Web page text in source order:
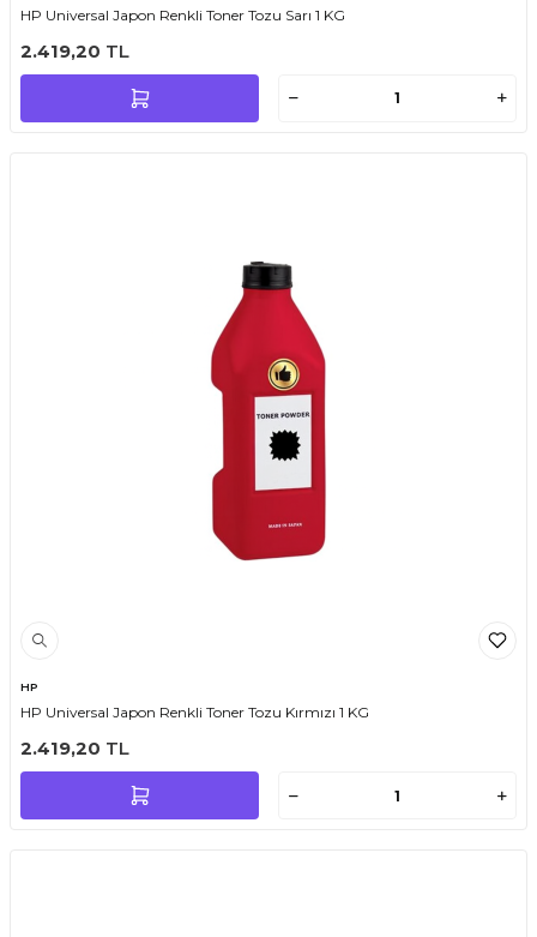
HP Universal Japon Renkli Toner Tozu Sarı 1 KG
2.419,20 TL
HP
HP Universal Japon Renkli Toner Tozu Kırmızı 1 KG
2.419,20 TL